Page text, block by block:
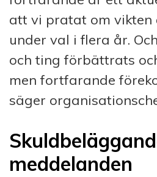
att vi pratat om
under val i flera år.
och ting förbättrats
men fortfarande
säger
meddelanden